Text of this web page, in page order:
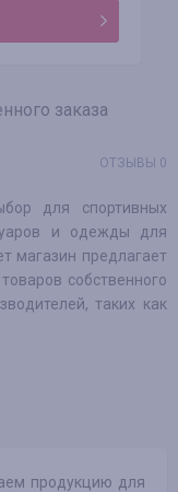
заказа
ОТЗЫВЫ 0
для спортивных
и одежды для
магазин предлагает
собственного
таких как
продукцию для